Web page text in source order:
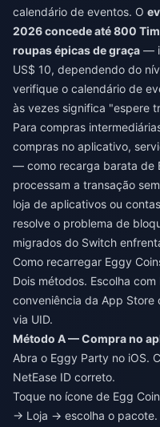
calendário de eventos. O
2026 concede até 800
roupas épicas de graça —
US$ 10, dependendo do
verifique o calendário de
às vezes significa "espere
Para compras
compras no aplicativo,
— como recarga barata de
processam a transação
loja de aplicativos ou
resolve o problema de
migrados do Switch
Como recarregar Eggy
Dois métodos. Escolha
conveniência da App Store
via UID.
Método A — Compra no
Abra o Eggy Party no iOS.
NetEase ID correto.
Toque no ícone de Egg
→ Loja → escolha o pacote.